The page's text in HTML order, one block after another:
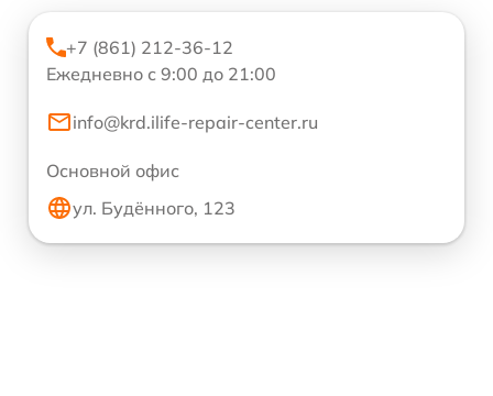
+7 (861) 212-36-12
Ежедневно с 9:00 до 21:00
info@krd.ilife-repair-center.ru
Основной офис
ул. Будённого, 123